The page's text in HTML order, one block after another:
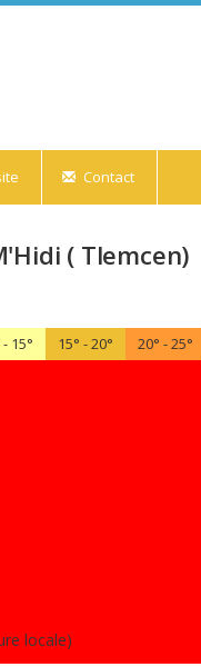
Contact
( Tlemcen)
15° 15° - 20° 20° - 25°
locale)